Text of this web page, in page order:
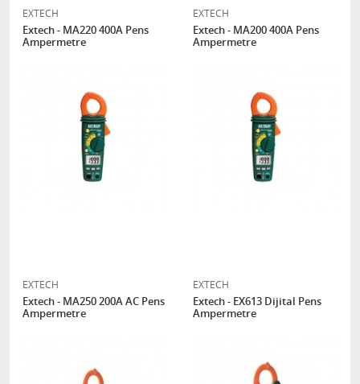
EXTECH
Extech - MA220 400A Pens
Ampermetre
EXTECH
Extech - MA200 400A Pens
Ampermetre
EXTECH
Extech - MA250 200A AC Pens
Ampermetre
EXTECH
Extech - EX613 Dijital Pens
Ampermetre